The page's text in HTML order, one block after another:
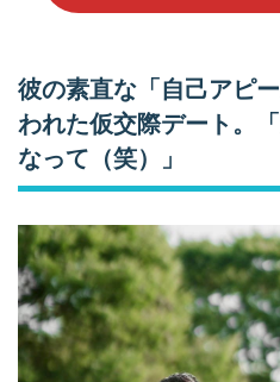
彼の素直な「自己アピ
われた仮交際デート。
なって（笑）」